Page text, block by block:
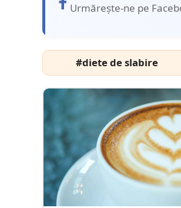
Urmărește-ne pe
#diete de slabire